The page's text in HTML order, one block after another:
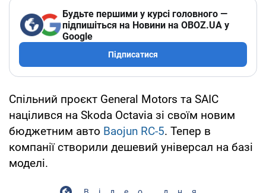
Будьте першими у курсі головного —
підпишіться на Новини на OBOZ.UA у
Google
Підписатися
Спільний проєкт General Motors та SAIC
націлився на Skoda Octavia зі своїм новим
бюджетним авто Baojun RC-5. Тепер в
компанії створили дешевий універсал на базі
моделі.